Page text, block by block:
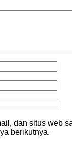
dan situs web
berikutnya.